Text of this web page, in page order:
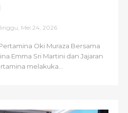
Mei 24, 2026
Oki Muraza Bersama
Emma Sri Martini dan Jajaran
melakuka...